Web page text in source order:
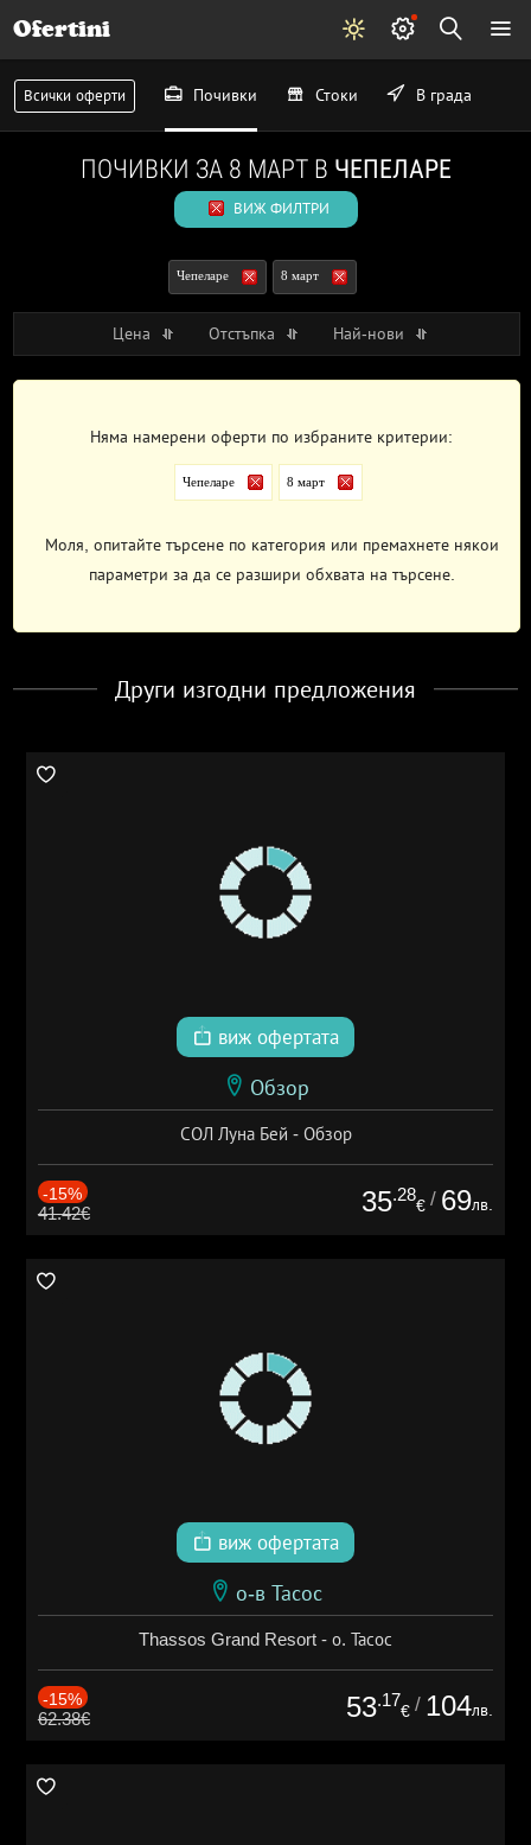
Ofertini
Всички оферти Почивки Стоки В града
ПОЧИВКИ ЗА 8 МАРТ В ЧЕПЕЛАРЕ
ВИЖ ФИЛТРИ
Чепеларе 8 март
Цена Отстъпка Най-нови
Няма намерени оферти по избраните критерии:
Чепеларе 8 март
Моля, опитайте търсене по категория или премахнете някои
параметри за да се разшири обхвата на търсене.
Други изгодни предложения
виж офертата
Обзор
СОЛ Луна Бей - Обзор
-15%
41.42€ 35.28
€ / 69лв.
виж офертата
о-в Тасос
Thassos Grand Resort - о. Тасос
-15%
62.38€ 53.17
€ / 104лв.